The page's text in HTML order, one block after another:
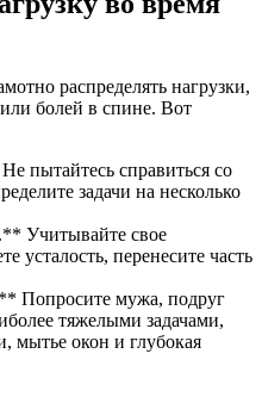
распределять нагрузки,
болей в спине. Вот
пытайтесь справиться со
задачи на несколько
Учитывайте свое
усталость, перенесите часть
Попросите мужа, подруг
тяжелыми задачами,
мытье окон и глубокая